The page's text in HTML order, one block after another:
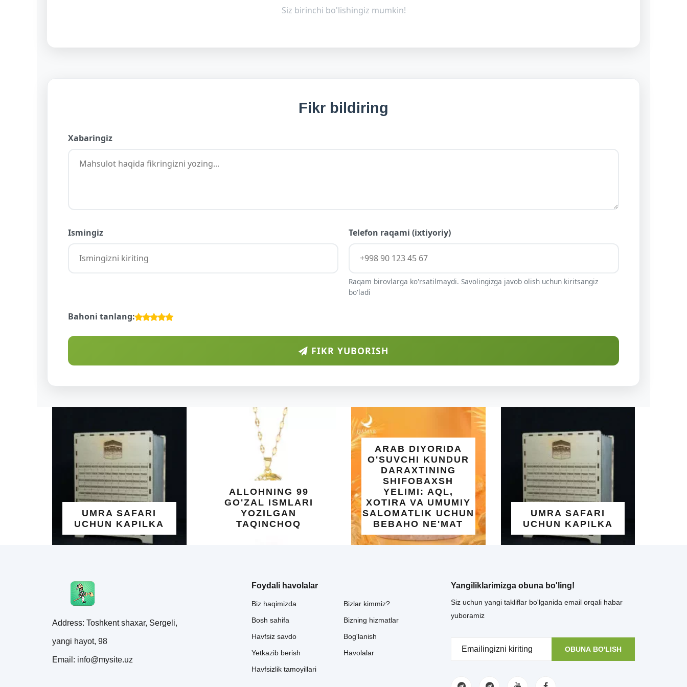
Siz birinchi bo'lishingiz mumkin!
Fikr bildiring
Xabaringiz
Ismingiz Telefon raqami (ixtiyoriy)
Raqam birovlarga ko'rsatilmaydi. Savolingizga javob olish uchun kiritsangiz
bo'ladi
Bahoni tanlang:
FIKR YUBORISH
UMRA SAFARI
UCHUN KAPILKA
ALLOHNING 99
GO'ZAL ISMLARI
YOZILGAN
TAQINCHOQ
ARAB DIYORIDA
O'SUVCHI KUNDUR
DARAXTINING
SHIFOBAXSH
YELIMI: AQL,
XOTIRA VA UMUMIY
SALOMATLIK UCHUN
BEBAHO NE'MAT
UMRA SAFARI
UCHUN KAPILKA
Address: Toshkent shaxar, Sergeli,
yangi hayot, 98
Email: info@mysite.uz
Foydali havolalar
Biz haqimizda
Bosh sahifa
Havfsiz savdo
Yetkazib berish
Havfsizlik tamoyillari
Bizlar kimmiz?
Bizning hizmatlar
Bog'lanish
Havolalar
Yangiliklarimizga obuna bo'ling!
Siz uchun yangi takliflar bo'lganida email orqali habar
yuboramiz
OBUNA BO'LISH